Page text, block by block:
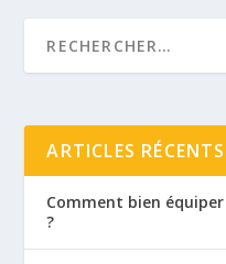
ARTICLES RÉCENTS
Comment bien
?